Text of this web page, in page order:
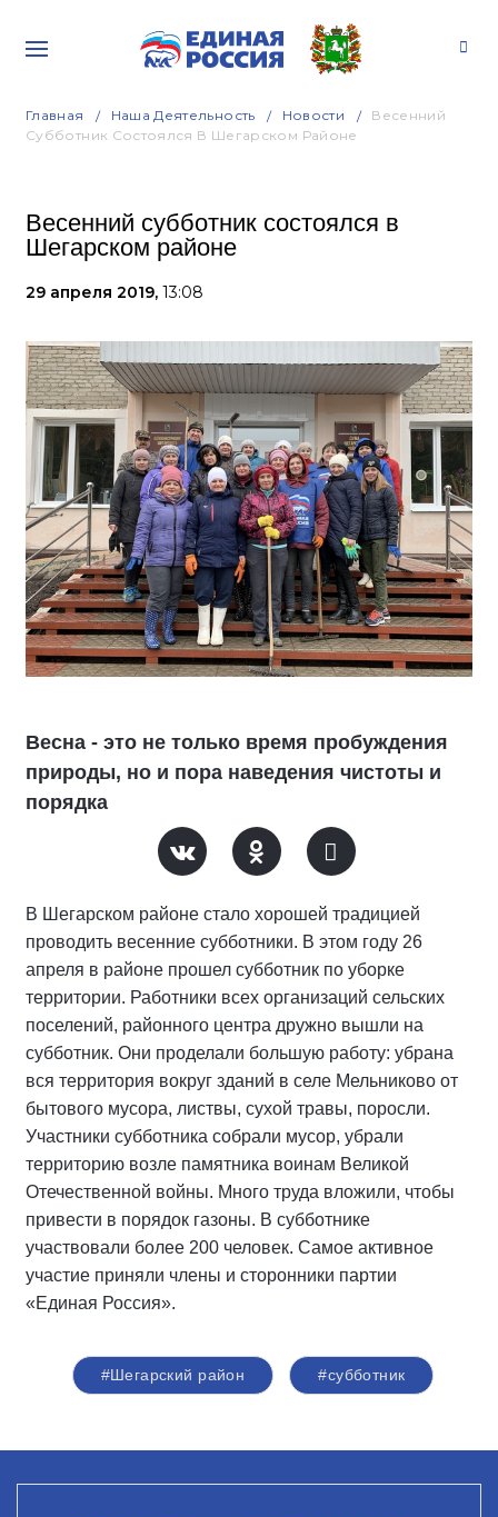
Главная Наша Деятельность Новости
Весенний
Субботник Состоялся В Шегарском Районе
Весенний субботник состоялся в
Шегарском районе
29 апреля 2019, 13:08
Весна - это не только время пробуждения
природы, но и пора наведения чистоты и
порядка
В Шегарском районе стало хорошей традицией
проводить весенние субботники. В этом году 26
апреля в районе прошел субботник по уборке
территории. Работники всех организаций сельских
поселений, районного центра дружно вышли на
субботник. Они проделали большую работу: убрана
вся территория вокруг зданий в селе Мельниково от
бытового мусора, листвы, сухой травы, поросли.
Участники субботника собрали мусор, убрали
территорию возле памятника воинам Великой
Отечественной войны. Много труда вложили, чтобы
привести в порядок газоны. В субботнике
участвовали более 200 человек. Самое активное
участие приняли члены и сторонники партии
«Единая Россия».
#Шегарский район #субботник